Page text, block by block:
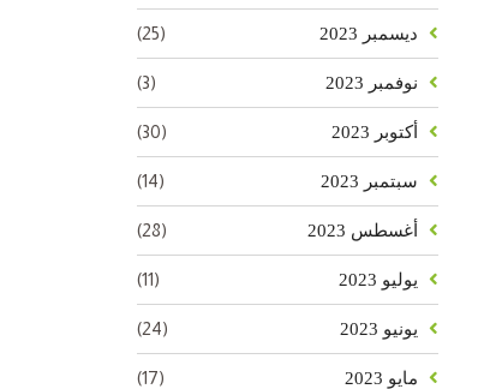
ديسمبر 2023 (25)
نوفمبر 2023 (3)
أكتوبر 2023 (30)
سبتمبر 2023 (14)
أغسطس 2023 (28)
يوليو 2023 (11)
يونيو 2023 (24)
مايو 2023 (17)